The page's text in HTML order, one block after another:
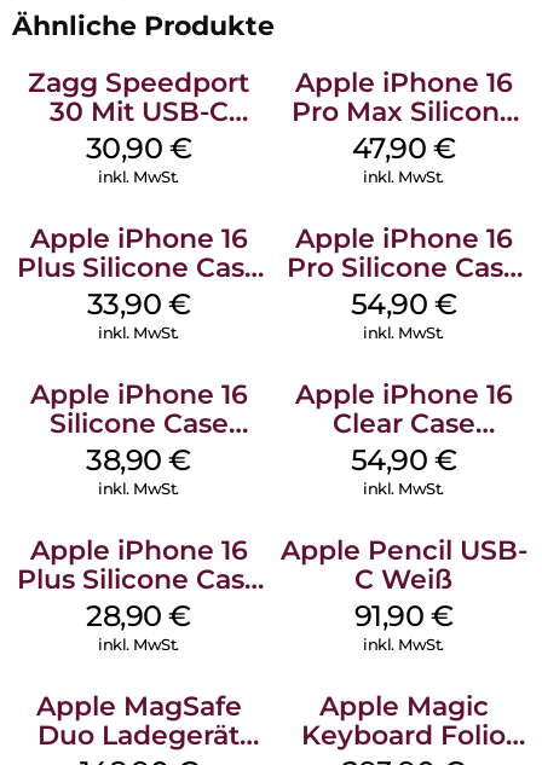
Ähnliche Produkte
Zagg Speedport
30 Mit USB-C
Kabel Weiß
30,90 €
inkl. MwSt.
Apple iPhone 16
Pro Max Silicone
Case MagSafe
Black
47,90 €
inkl. MwSt.
Apple iPhone 16
Plus Silicone Case
MagSafe Lake
Green
33,90 €
inkl. MwSt.
Apple iPhone 16
Pro Silicone Case
MagSafe Black
54,90 €
inkl. MwSt.
Apple iPhone 16
Silicone Case
MagSafe
Ultramarine
38,90€
inkl. MwSt.
Apple iPhone 16
Clear Case
MagSafe
Transparent
54,90 €
inkl. MwSt.
Apple iPhone 16
Plus Silicone Case
MagSafe Black
28,90€
inkl. MwSt.
Apple Pencil USB-
C Weiß
91,90 €
inkl. MwSt.
Apple MagSafe
Duo Ladegerät
Apple Magic
Keyboard Folio